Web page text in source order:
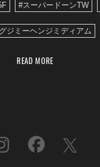
#スーパードーンTW
ジミーヘンジミディアム
READ MORE